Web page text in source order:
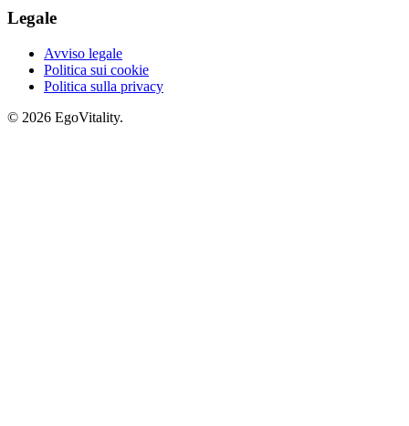
Legale
Avviso legale
Politica sui cookie
Politica sulla privacy
© 2026 EgoVitality.